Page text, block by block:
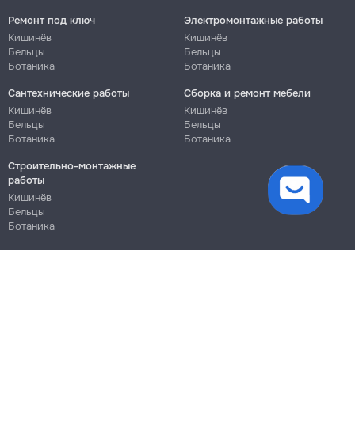
Ремонт под ключ
Кишинёв
Бельцы
Ботаника
Электромонтажные работы
Кишинёв
Бельцы
Ботаника
Сантехнические работы
Кишинёв
Бельцы
Ботаника
Сборка и ремонт мебели
Кишинёв
Бельцы
Ботаника
Строительно-монтажные
работы
Кишинёв
Бельцы
Ботаника